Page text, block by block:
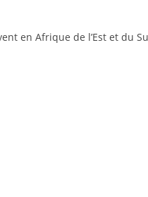
en Afrique de l’Est et du